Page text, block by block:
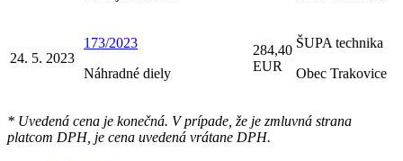
24. 5. 2023
173/2023
Náhradné diely
284,40
EUR
ŠUPA technika
Obec Trakovice
* Uvedená cena je konečná. V prípade, že je zmluvná strana
platcom DPH, je cena uvedená vrátane DPH.